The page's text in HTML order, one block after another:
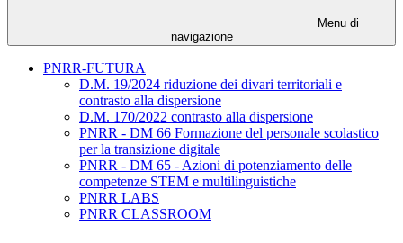
Menu di
navigazione
PNRR-FUTURA
D.M. 19/2024 riduzione dei divari territoriali e
contrasto alla dispersione
D.M. 170/2022 contrasto alla dispersione
PNRR - DM 66 Formazione del personale scolastico
per la transizione digitale
PNRR - DM 65 - Azioni di potenziamento delle
competenze STEM e multilinguistiche
PNRR LABS
PNRR CLASSROOM